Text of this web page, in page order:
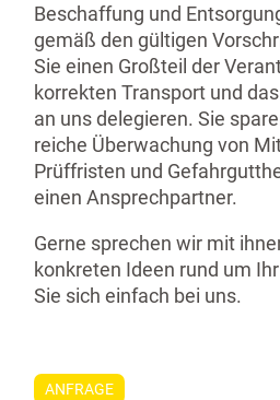
Beschaffung und
gemäß den gültigen
Sie einen Großteil der
korrekten Transport und
an uns delegieren. Sie
reiche Überwachung von
Prüffristen und
einen Ansprech­partner.
Gerne sprechen wir mit
konkreten Ideen rund um
Sie sich einfach bei uns.
ANFRAGE